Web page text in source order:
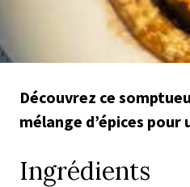
Découvrez ce
mélange d’épices
Ingrédients